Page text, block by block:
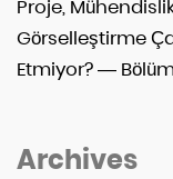
Proje,
Görselleştirme
Etmiyor? — Bölüm
Archives